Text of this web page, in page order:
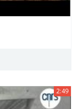
2:49